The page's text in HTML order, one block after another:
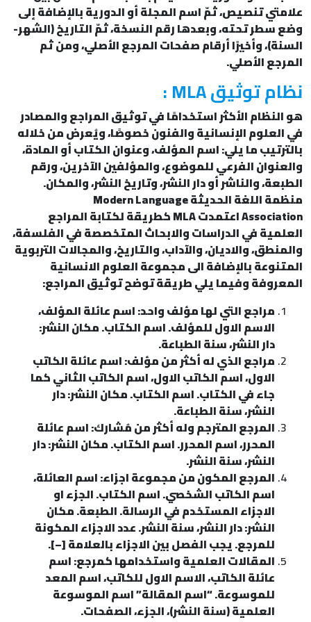
علامتي تنصيص، ثمّ اسم المجلة أو الدورية بالإضافة إلى
وضع سطر تحته، وبعدها رقم النسخة، ثمّ التاريخ (الشهر-
السنة)، وأخيرًا أرقام صفحات المرجع الأصلي، ومن ثم
المرجع الأصلي.
نظام توثيق MLA :
هو النظام الأكثر استخدامًا في توثيق المراجع والمصادر
في العلوم الإنسانية والفنون خصوصًا، ويُعرض من خلاله
بالترتيب ما يلي: اسم المؤلف، وعنوان الكتاب أو المادة،
والعنوان الفرعي للموضوع، والمؤلفين الآخرين، ورقم
الطبعة، والناشر أو دار النشر، وتاريخ النشر، والمكان.
منظمة اللغة الحديثة Modern Language
Association اعتمدت MLA كطريقة لكتابة المراجع
العلمية في الدراسات والابحاث المتخصصة في الفلسفة،
والمنطق، والاديان، والآداب، والتاريخ، والمجالات التربوية
المتنوعة بالإضافة الى مجموعة العلوم الانسانية
المعروفة وفيما يلي طريقة توضح توثيق المراجع:
مراجع التي لها مؤلف واحد: اسم عائلة المؤلف،
الاسم الاول للمؤلف. اسم الكتاب. مكان النشر:
دار النشر، سنة الطباعة.
مراجع الذي له أكثر من مؤلف: اسم عائلة الكاتب
الاول، اسم الكاتب الاول، اسم الكاتب الثاني كما
جاء في الكتاب. اسم الكتاب. مكان النشر: دار
النشر، سنة الطباعة.
المرجع المترجم وله أكثر من مُشارك: اسم عائلة
المحرر، اسم المحرر. اسم الكتاب. مكان النشر: دار
النشر، سنة النشر.
المرجع المكون من مجموعة اجزاء: اسم العائلة،
اسم الكاتب الشخصي. اسم الكتاب. الجزء او
الاجزاء المستخدم في الرسالة. الطبعة. مكان
النشر: دار النشر، سنة النشر. عدد الاجزاء المكونة
للمرجع. يجب الفصل بين الاجزاء بالعلامة [–].
المقالات العلمية واستخدامها كمرجع: اسم
عائلة الكاتب، الاسم الاول للكاتب، اسم المعد
للموسوعة. “اسم المقالة” اسم الموسوعة
العلمية (سنة النشر)، الجزء، الصفحات.